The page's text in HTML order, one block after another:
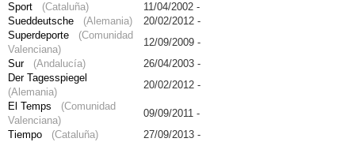
Sport (Cataluña)
11/04/2002 -
Sueddeutsche (Alemania)
20/02/2012 -
Superdeporte (Comunidad
Valenciana)
12/09/2009 -
Sur (Andalucía)
26/04/2003 -
Der Tagesspiegel
(Alemania)
20/02/2012 -
El Temps (Comunidad
Valenciana)
09/09/2011 -
Tiempo (Cataluña)
27/09/2013 -